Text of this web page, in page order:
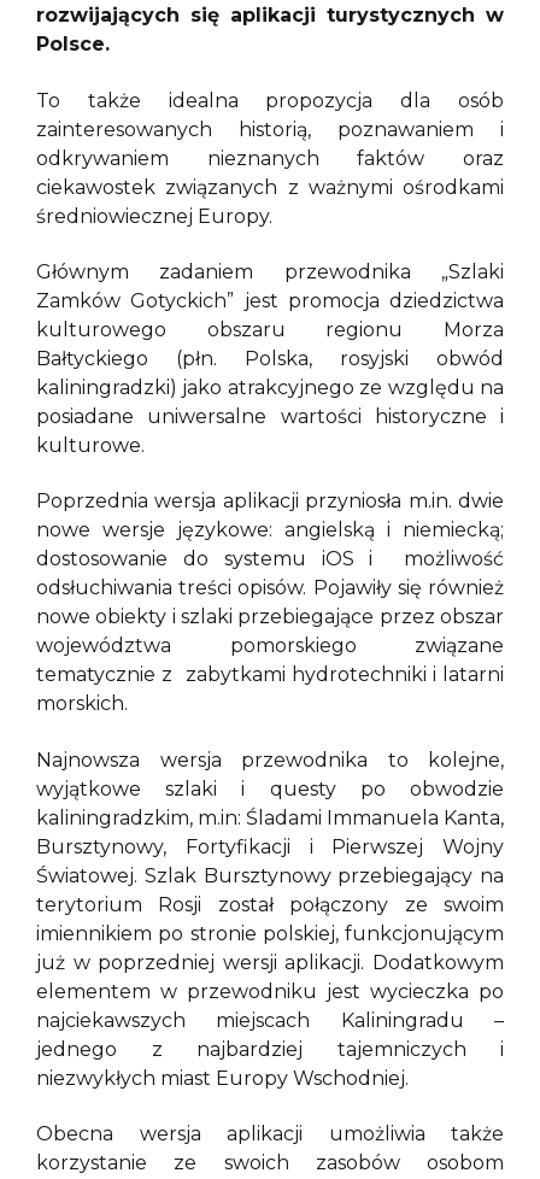
rozwijających się aplikacji turystycznych w
Polsce.
To także idealna propozycja dla osób
zainteresowanych historią, poznawaniem i
odkrywaniem nieznanych faktów oraz
ciekawostek związanych z ważnymi ośrodkami
średniowiecznej Europy.
Głównym zadaniem przewodnika „Szlaki
Zamków Gotyckich” jest promocja dziedzictwa
kulturowego obszaru regionu Morza
Bałtyckiego (płn. Polska, rosyjski obwód
kaliningradzki) jako atrakcyjnego ze względu na
posiadane uniwersalne wartości historyczne i
kulturowe.
Poprzednia wersja aplikacji przyniosła m.in. dwie
nowe wersje językowe: angielską i niemiecką;
dostosowanie do systemu iOS i możliwość
odsłuchiwania treści opisów. Pojawiły się również
nowe obiekty i szlaki przebiegające przez obszar
województwa pomorskiego związane
tematycznie z zabytkami hydrotechniki i latarni
morskich.
Najnowsza wersja przewodnika to kolejne,
wyjątkowe szlaki i questy po obwodzie
kaliningradzkim, m.in: Śladami Immanuela Kanta,
Bursztynowy, Fortyfikacji i Pierwszej Wojny
Światowej. Szlak Bursztynowy przebiegający na
terytorium Rosji został połączony ze swoim
imiennikiem po stronie polskiej, funkcjonującym
już w poprzedniej wersji aplikacji. Dodatkowym
elementem w przewodniku jest wycieczka po
najciekawszych miejscach Kaliningradu –
jednego z najbardziej tajemniczych i
niezwykłych miast Europy Wschodniej.
Obecna wersja aplikacji umożliwia także
korzystanie ze swoich zasobów osobom